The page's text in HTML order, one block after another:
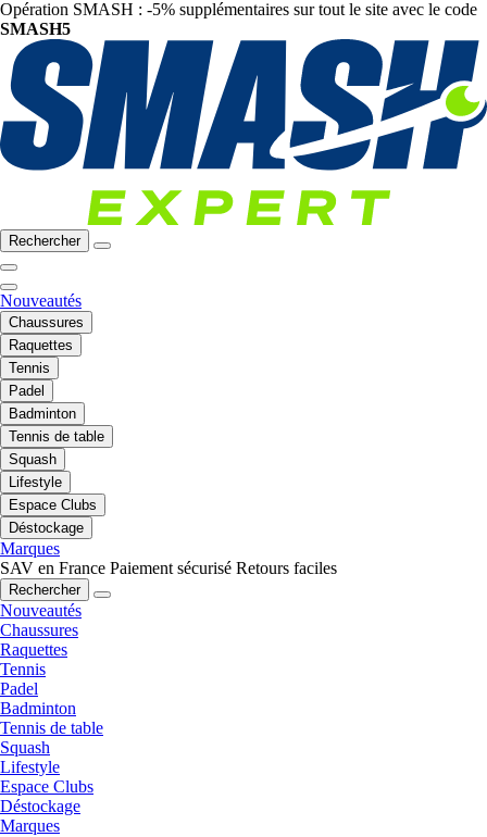
Opération SMASH : -5% supplémentaires sur tout le site avec le code
SMASH5
Rechercher
Nouveautés
Chaussures
Raquettes
Tennis
Padel
Badminton
Tennis de table
Squash
Lifestyle
Espace Clubs
Déstockage
Marques
SAV en France Paiement sécurisé Retours faciles
Rechercher
Nouveautés
Chaussures
Raquettes
Tennis
Padel
Badminton
Tennis de table
Squash
Lifestyle
Espace Clubs
Déstockage
Marques